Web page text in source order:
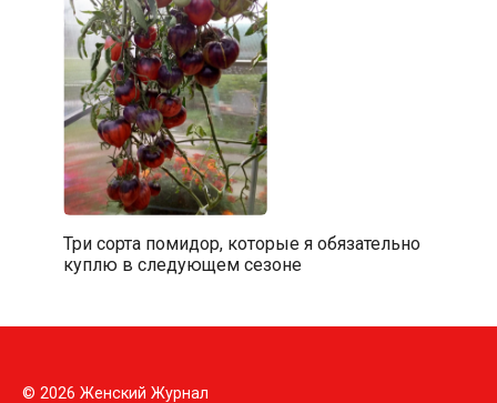
Три сорта помидор, которые я обязательно
куплю в следующем сезоне
© 2026 Женский Журнал